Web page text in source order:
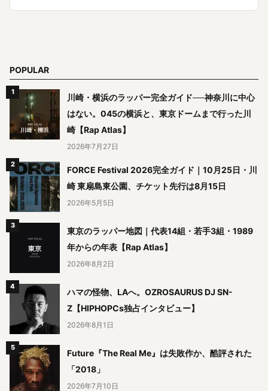
POPULAR
川崎・横浜のラッパー完全ガイド──神奈川に中心
はない。045の横浜と、東京ドームまで行った川
崎【Rap Atlas】
2026年7月27日
FORCE Festival 2026完全ガイド｜10月25日・川
崎 東扇島東公園、チケット先行は8月15日
2026年5月5日
東京のラッパー地図｜代表14組・若手3組・1989
年からの年表【Rap Atlas】
2026年8月2日
ハマの怪物、LAへ。OZROSAURUS DJ SN-
Z【HIPHOPCs独占インタビュー】
2026年8月1日
Future『The Real Me』は失敗作か、酷評された
「2018」
2026年7月10日